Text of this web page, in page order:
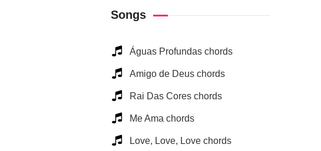
Songs
Águas Profundas chords
Amigo de Deus chords
Rai Das Cores chords
Me Ama chords
Love, Love, Love chords